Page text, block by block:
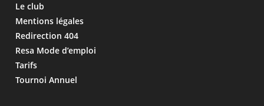
Le club
Mentions légales
Redirection 404
Resa Mode d’emploi
Tarifs
Tournoi Annuel